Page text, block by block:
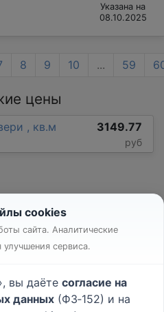
Указана на
08.10.2025
8 9 10 ... 59
цены
, кв.м 3149.77
руб
соглашение
cookies
сайта. Аналитические
сервиса.
вы даёте согласие на
данных (ФЗ‑152) и на